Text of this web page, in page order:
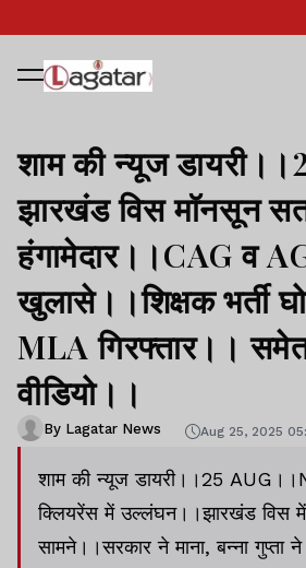
शाम की न्यूज
झारखंड विस मॉनसून
हंगामेदार।।CAG व
खुलासे।।शिक्षक भर्ती
MLA गिरफ्तार।।
वीडियो।।
By Lagatar News Aug 25, 2025
शाम की न्यूज डायरी।।25
क्लियरेंस में उल्लंघन।।झारखंड विस में
सामने।।सरकार ने माना, बन्ना गुप्ता